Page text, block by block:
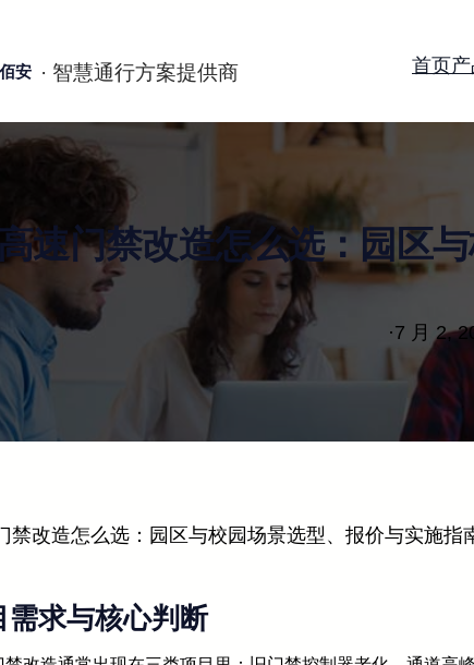
安 首页
高速门禁改造怎么选：园区
·7 月 2,
禁改造怎么选：园区与校园场景选型、报价与实施指
需求与核心判断